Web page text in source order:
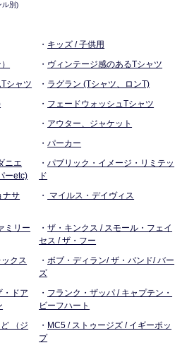
ル別)
・ キッズ / 子供用
・ ヴィンテージ感のあるTシャツ
シャツ ・ ラグラン (Tシャツ、ロンT)
・ フェードウォッシュTシャツ
・ アウター、ジャケット
・パーカー
ニエ
ーetc)
・パブリック・イメージ・リミテッ
ド
ナサ
・ マイルス・デイヴィス
ミリー
・ザ・キンクス / スモール・フェイ
セス / ザ・フー
クス ・ボブ・ディラン/ ザ・バンド/ バー
ズ
・ドア
・ フランク・ザッパ / キャプテン・
ビーフハート
（ジ
・ MC5 / ストゥージズ / イギーポッ
プ